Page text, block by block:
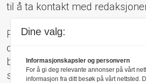
til å ta kontakt med
Pressens Faglige Utvalg
oppnevnt av Norsk
behandler klager mot mediene
spørsmål.
Dine valg:
Informasjonskapsler og personvern
For å gi deg relevante annonser på vårt
informasjon fra ditt besøk på vårt nettsted.